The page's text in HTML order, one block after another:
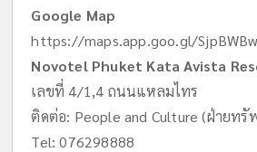
Google Map
https://maps.app.goo.gl/
Novotel Phuket Kata Avista
เลขที่ 4/1,4 ถนนแหลมไทร
ติดต่อ: People and Culture (ฝ่ายทรั
Tel:076298888